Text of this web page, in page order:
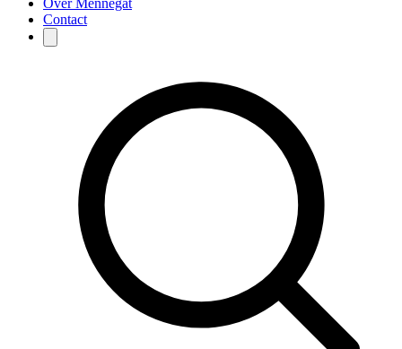
Over Mennegat
Contact